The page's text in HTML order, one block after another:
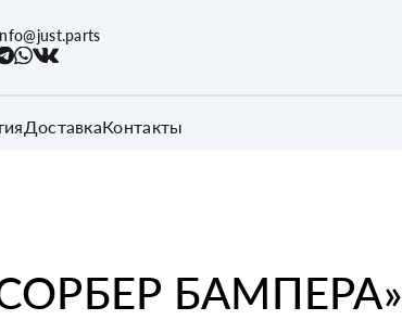
ДоставкаКонтакты
БАМПЕРА»